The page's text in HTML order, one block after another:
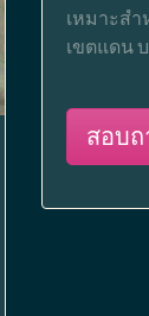
เหมาะส
เขตแดน
สอบถ